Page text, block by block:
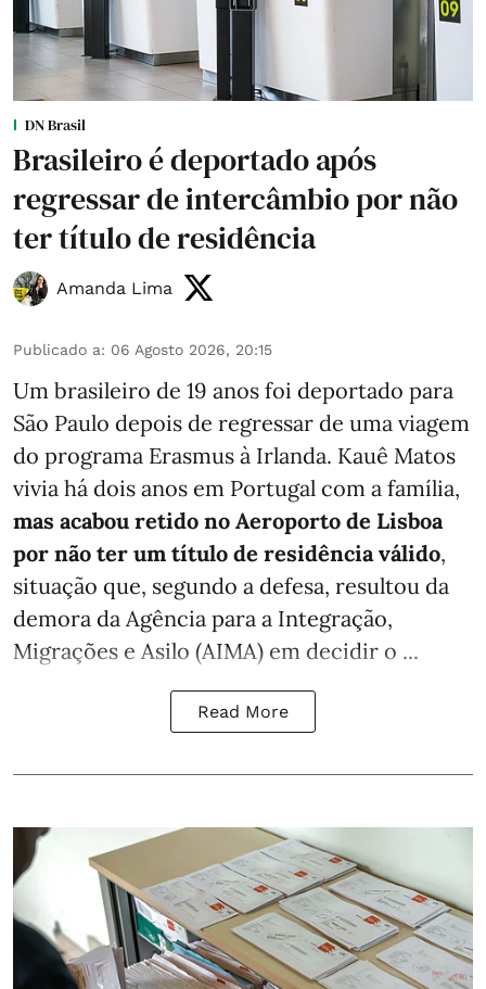
DN Brasil
Brasileiro é deportado após
regressar de intercâmbio por não
ter título de residência
Amanda Lima
Publicado a: 06 Agosto 2026, 20:15
Um brasileiro de 19 anos foi deportado para
São Paulo depois de regressar de uma viagem
do programa Erasmus à Irlanda. Kauê Matos
vivia há dois anos em Portugal com a família,
mas acabou retido no Aeroporto de Lisboa
por não ter um título de residência válido,
situação que, segundo a defesa, resultou da
demora da Agência para a Integração,
Migrações e Asilo (AIMA) em decidir o ...
Read More